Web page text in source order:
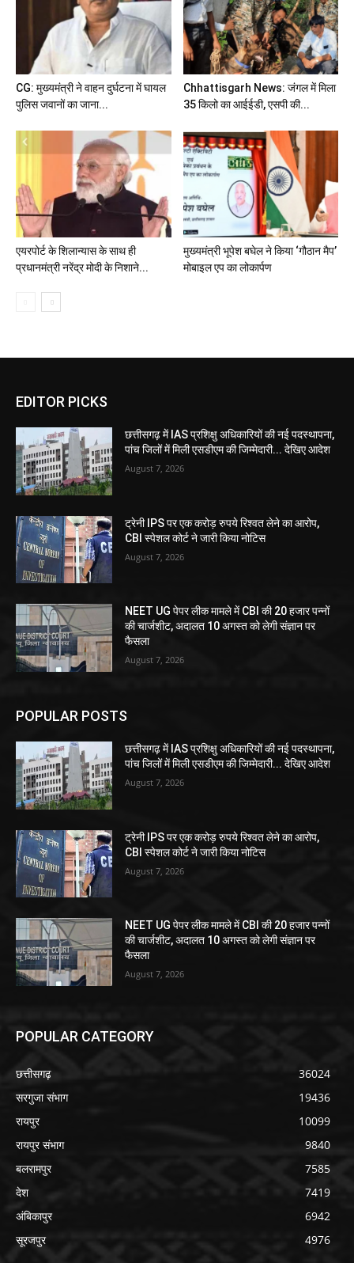
CG: मुख्यमंत्री ने वाहन दुर्घटना में घायल
पुलिस जवानों का जाना...
Chhattisgarh News: जंगल में मिला
35 किलो का आईईडी, एसपी की...
एयरपोर्ट के शिलान्यास के साथ ही
प्रधानमंत्री नरेंद्र मोदी के निशाने...
मुख्यमंत्री भूपेश बघेल ने किया ‘गौठान मैप’
मोबाइल एप का लोकार्पण
EDITOR PICKS
छत्तीसगढ़ में IAS प्रशिक्षु अधिकारियों की नई पदस्थापना,
पांच जिलों में मिली एसडीएम की जिम्मेदारी... देखिए आदेश
August 7, 2026
ट्रेनी IPS पर एक करोड़ रुपये रिश्वत लेने का आरोप,
CBI स्पेशल कोर्ट ने जारी किया नोटिस
August 7, 2026
NEET UG पेपर लीक मामले में CBI की 20 हजार पन्नों
की चार्जशीट, अदालत 10 अगस्त को लेगी संज्ञान पर
फैसला
August 7, 2026
POPULAR POSTS
छत्तीसगढ़ में IAS प्रशिक्षु अधिकारियों की नई पदस्थापना,
पांच जिलों में मिली एसडीएम की जिम्मेदारी... देखिए आदेश
August 7, 2026
ट्रेनी IPS पर एक करोड़ रुपये रिश्वत लेने का आरोप,
CBI स्पेशल कोर्ट ने जारी किया नोटिस
August 7, 2026
NEET UG पेपर लीक मामले में CBI की 20 हजार पन्नों
की चार्जशीट, अदालत 10 अगस्त को लेगी संज्ञान पर
फैसला
August 7, 2026
POPULAR CATEGORY
छत्तीसगढ़
36024
सरगुजा संभाग
19436
रायपुर
10099
रायपुर संभाग
9840
बलरामपुर
7585
देश
7419
अंबिकापुर
6942
सूरजपुर
4976